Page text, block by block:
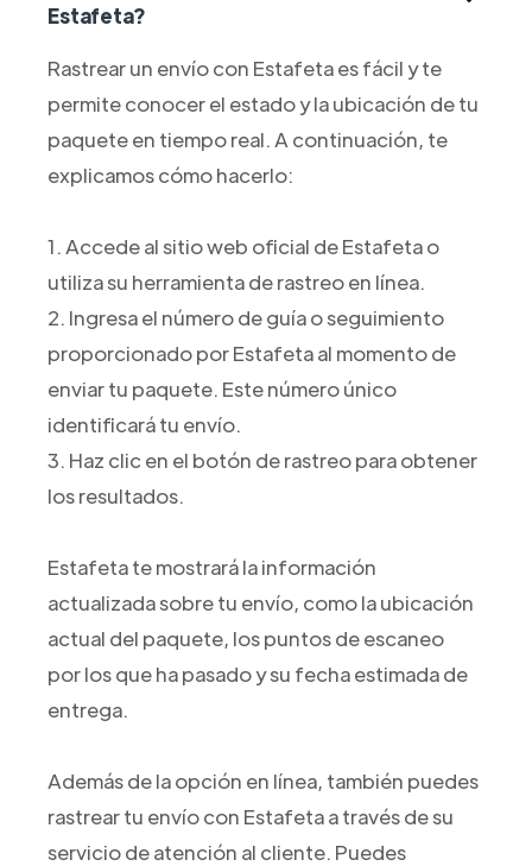
Estafeta?
Rastrear un envío con Estafeta es fácil y te
permite conocer el estado y la ubicación de tu
paquete en tiempo real. A continuación, te
explicamos cómo hacerlo:
1. Accede al sitio web oficial de Estafeta o
utiliza su herramienta de rastreo en línea.
2. Ingresa el número de guía o seguimiento
proporcionado por Estafeta al momento de
enviar tu paquete. Este número único
identificará tu envío.
3. Haz clic en el botón de rastreo para obtener
los resultados.
Estafeta te mostrará la información
actualizada sobre tu envío, como la ubicación
actual del paquete, los puntos de escaneo
por los que ha pasado y su fecha estimada de
entrega.
Además de la opción en línea, también puedes
rastrear tu envío con Estafeta a través de su
servicio de atención al cliente. Puedes